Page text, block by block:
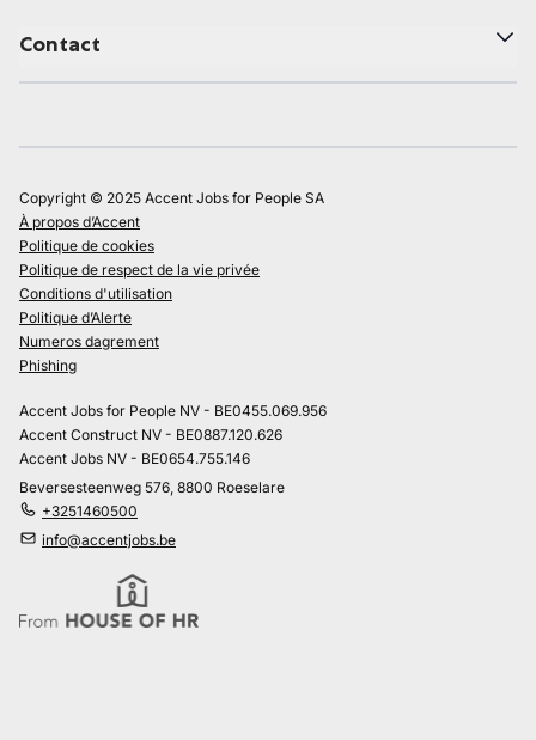
Contact
Copyright © 2025 Accent Jobs for People SA
À propos d’Accent
Politique de cookies
Politique de respect de la vie privée
Conditions d'utilisation
Politique d’Alerte
Numeros dagrement
Phishing
Accent Jobs for People NV - BE0455.069.956
Accent Construct NV - BE0887.120.626
Accent Jobs NV - BE0654.755.146
Beversesteenweg 576, 8800 Roeselare
+3251460500
info@accentjobs.be